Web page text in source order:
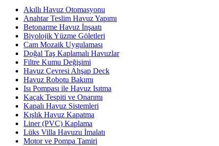
Akıllı Havuz Otomasyonu
Anahtar Teslim Havuz Yapımı
Betonarme Havuz İnşaatı
Biyolojik Yüzme Göletleri
Cam Mozaik Uygulaması
Doğal Taş Kaplamalı Havuzlar
Filtre Kumu Değişimi
Havuz Çevresi Ahşap Deck
Havuz Robotu Bakımı
Isı Pompası ile Havuz Isıtma
Kaçak Tespiti ve Onarımı
Kapalı Havuz Sistemleri
Kışlık Havuz Kapatma
Liner (PVC) Kaplama
Lüks Villa Havuzu İmalatı
Motor ve Pompa Tamiri